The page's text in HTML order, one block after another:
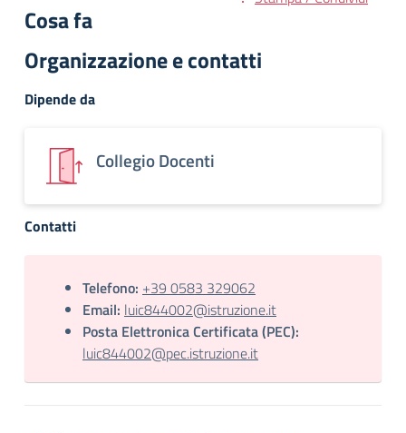
Cosa fa
Organizzazione e contatti
Dipende da
Collegio Docenti
Contatti
Telefono: +39 0583 329062
Email: luic844002@istruzione.it
Posta Elettronica Certificata (PEC):
luic844002@pec.istruzione.it